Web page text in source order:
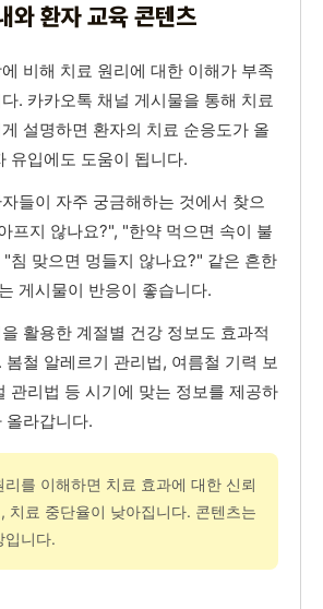
와 환자 교육 콘텐츠
비해 치료 원리에 대한 이해가 부족
. 카카오톡 채널 게시물을 통해 치료
설명하면 환자의 치료 순응도가 올
유입에도 도움이 됩니다.
들이 자주 궁금해하는 것에서 찾으
프지 않나요?", "한약 먹으면 속이 불
침 맞으면 멍들지 않나요?" 같은 흔한
게시물이 반응이 좋습니다.
활용한 계절별 건강 정보도 효과적
봄철 알레르기 관리법, 여름철 기력 보
관리법 등 시기에 맞는 정보를 제공하
올라갑니다.
리를 이해하면 치료 효과에 대한 신뢰
치료 중단율이 낮아집니다. 콘텐츠는
입니다.